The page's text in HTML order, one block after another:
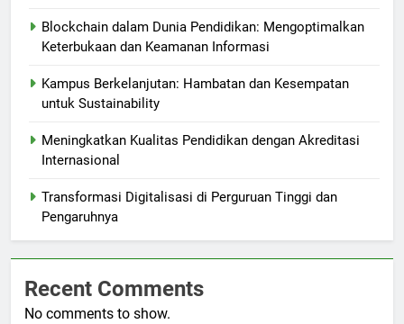
Blockchain dalam Dunia Pendidikan: Mengoptimalkan
Keterbukaan dan Keamanan Informasi
Kampus Berkelanjutan: Hambatan dan Kesempatan
untuk Sustainability
Meningkatkan Kualitas Pendidikan dengan Akreditasi
Internasional
Transformasi Digitalisasi di Perguruan Tinggi dan
Pengaruhnya
Recent Comments
No comments to show.